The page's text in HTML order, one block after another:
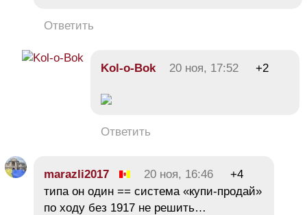
Ответить
Kol-o-Bok 20 ноя, 17:52 +2
Ответить
marazli2017 20 ноя, 16:46
+4
типа он один == система «купи-продай»
по ходу без 1917 не решить…